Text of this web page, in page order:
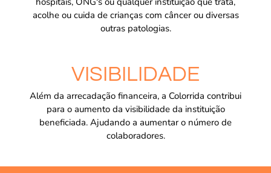
acolhe ou cuida de crianças com câncer ou diversas
outras patologias.
VISIBILIDADE
Além da arrecadação financeira, a Colorrida contribui
para o aumento da visibilidade da instituição
beneficiada. Ajudando a aumentar o número de
colaboradores.